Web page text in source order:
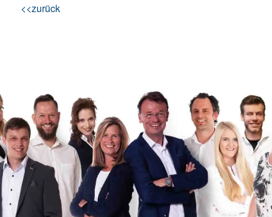
<<zurück